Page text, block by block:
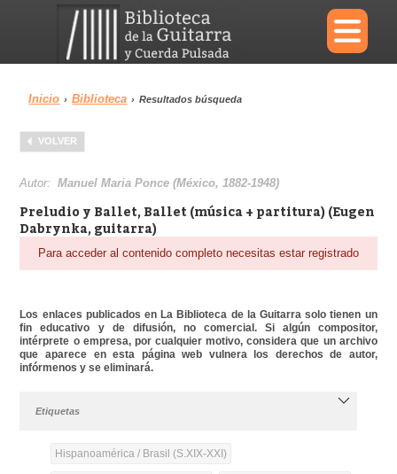
×
Menu
Biblioteca Diccionario
Área personal Reproductor
Inicio › Biblioteca › Resultados búsqueda
VOLVER
Autor:Manuel Maria Ponce (México, 1882-1948)
Preludio y Ballet, Ballet (música + partitura) (Eugen
Dabrynka, guitarra)
Para acceder al contenido completo necesitas estar registrado
Los enlaces publicados en La Biblioteca de la Guitarra solo tienen un
fin educativo y de difusión, no comercial. Si algún compositor,
intérprete o empresa, por cualquier motivo, considera que un archivo
que aparece en esta página web vulnera los derechos de autor,
infórmenos y se eliminará.
Etiquetas
Hispanoamérica / Brasil (S.XIX-XXI)